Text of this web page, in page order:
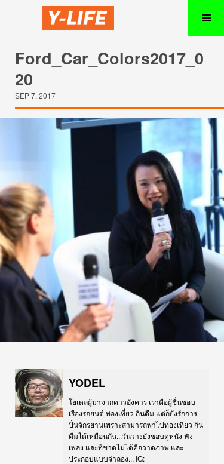
Ford_Car_Colors2017_0
20
SEP 7, 2017
YODEL
โยเดลผู้มาจากดาวอังคาร เราคือผู้ชื่นชอบ
เรื่องรถยนต์ ท่องเที่ยว กินดื่ม แต่ก็ยังรักการ
ปั่นจักรยานเพราะสามารถพาไปท่องเที่ยว กิน
ดื่มได้เหมือนกัน...วันว่างยังชอบดูหนัง ฟัง
เพลง และที่ขาดไม่ได้คือวาดภาพ และ
ประกอบแบบจำลอง... IG: